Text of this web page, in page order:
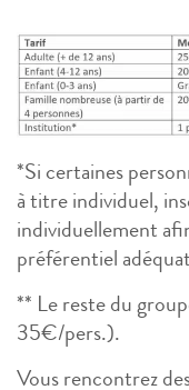
*Si certaines
à titre individuel,
individuellement
préférentiel
** Le reste du
35€/pers.).
Vous rencontrez